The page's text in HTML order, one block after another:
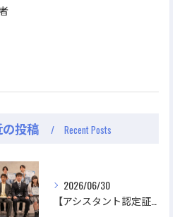
投稿 Recent Posts
2026/06/30
のことなどゆるく配信中
視聴する
のことなどゆるく配信中
視聴する